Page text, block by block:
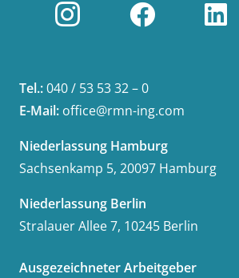
Tel.:040 / 53 53 32 – 0
E-Mail: office@rmn-ing.com
Niederlassung Hamburg
Sachsenkamp 5, 20097 Hamburg
Niederlassung Berlin
Stralauer Allee 7, 10245 Berlin
Ausgezeichneter Arbeitgeber